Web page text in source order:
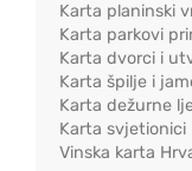
Karta planinski
Karta parkovi
Karta dvorci i
Karta špilje i
Karta dežurne
Karta svjetionici
Vinska karta